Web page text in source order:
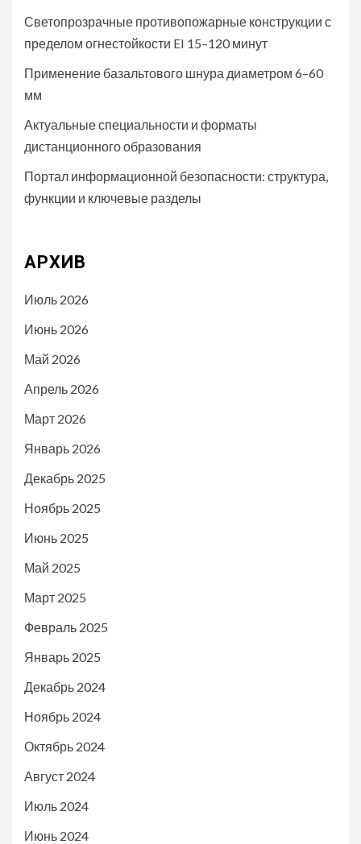
Светопрозрачные противопожарные конструкции с
пределом огнестойкости EI 15–120 минут
Применение базальтового шнура диаметром 6–60
мм
Актуальные специальности и форматы
дистанционного образования
Портал информационной безопасности: структура,
функции и ключевые разделы
АРХИВ
Июль 2026
Июнь 2026
Май 2026
Апрель 2026
Март 2026
Январь 2026
Декабрь 2025
Ноябрь 2025
Июнь 2025
Май 2025
Март 2025
Февраль 2025
Январь 2025
Декабрь 2024
Ноябрь 2024
Октябрь 2024
Август 2024
Июль 2024
Июнь 2024